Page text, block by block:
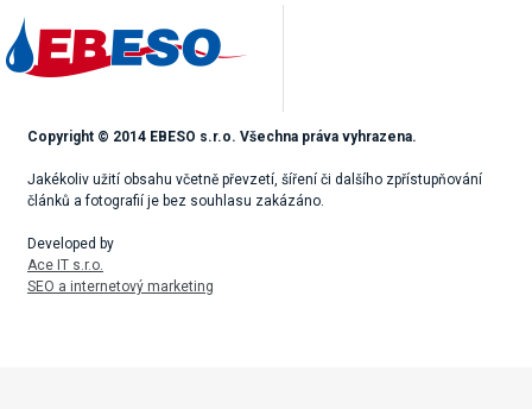
Copyright © 2014 EBESO s.r.o. Všechna práva vyhrazena.
Jakékoliv užití obsahu včetně převzetí, šíření či dalšího zpřístupňování
článků a fotografií je bez souhlasu zakázáno.
Developed by
Ace IT s.r.o.
SEO a internetový marketing